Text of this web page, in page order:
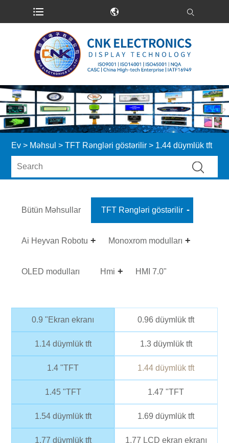
Ev > Məhsul >TFT Rəngləri göstərilir > 1.44 düymlük tft
Bütün Məhsullar TFT Rəngləri göstərilir
Ai Heyvan Robotu Monoxrom modulları
OLED modulları Hmi HMI 7.0"
0.9 "Ekran ekranı 0.96 düymlük tft
1.14 düymlük tft 1.3 düymlük tft
1.4 "TFT 1.44 düymlük tft
1.45 "TFT 1.47 "TFT
1.54 düymlük tft 1.69 düymlük tft
1.77 düymlük tft 1.77 LCD ekran ekranı